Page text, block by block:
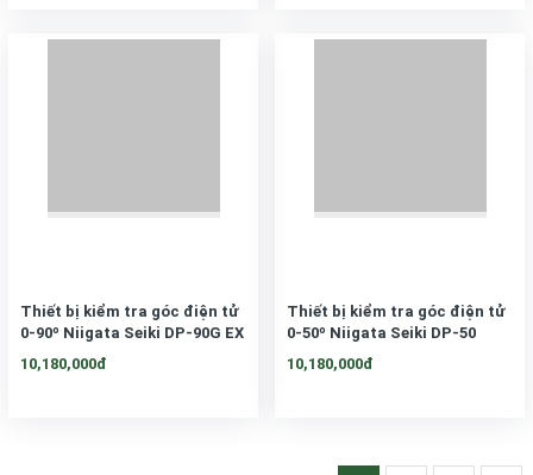
Thiết bị kiểm tra góc điện tử
0-90º Niigata Seiki DP-90G EX
10,180,000đ
Thiết bị kiểm tra góc điện tử
0-50º Niigata Seiki DP-50
10,180,000đ